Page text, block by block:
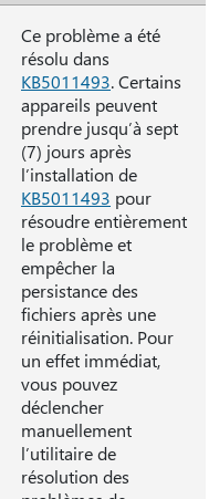
Ce problème a été
résolu dans
KB5011493. Certains
appareils peuvent
prendre jusqu’à sept
(7) jours après
l’installation de
KB5011493 pour
résoudre entièrement
le problème et
empêcher la
persistance des
fichiers après une
réinitialisation. Pour
un effet immédiat,
vous pouvez
déclencher
manuellement
l’utilitaire de
résolution des